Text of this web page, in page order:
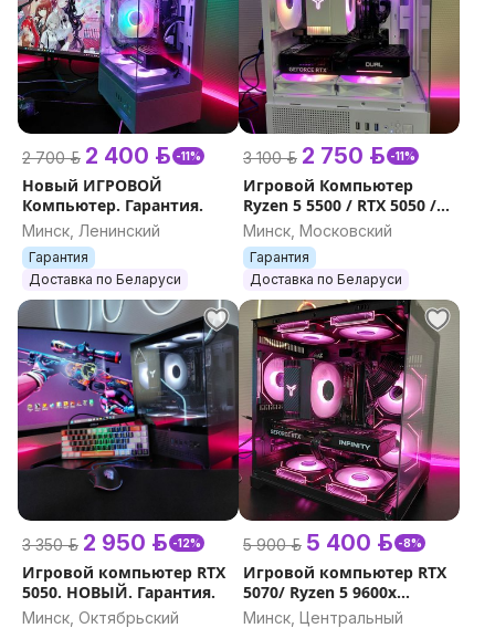
2 700 р. 2 400 р. -11%
Новый ИГРОВОЙ
Компьютер. Гарантия.
Минск, Ленинский
Гарантия
Доставка по Беларуси
3 100 р. 2 750 р. -11%
Игровой Компьютер
Ryzen 5 5500 / RTX 5050 /
Новый.
Минск, Московский
Гарантия
Доставка по Беларуси
3 350 р. 2 950 р. -12%
Игровой компьютер RTX
5050. НОВЫЙ. Гарантия.
Минск, Октябрьский
5 900 р. 5 400 р. -8%
Игровой компьютер RTX
5070/ Ryzen 5 9600x
Новый. Гарантия.
Минск, Центральный